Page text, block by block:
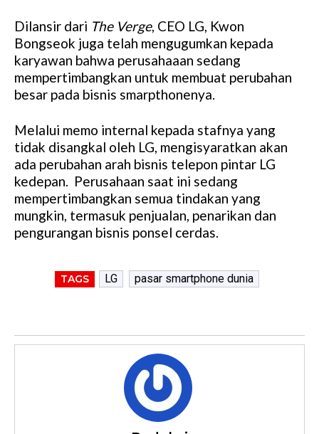
Dilansir dari The Verge, CEO LG, Kwon
Bongseok juga telah mengugumkan kepada
karyawan bahwa perusahaaan sedang
mempertimbangkan untuk membuat perubahan
besar pada bisnis smarpthonenya.
Melalui memo internal kepada stafnya yang
tidak disangkal oleh LG, mengisyaratkan akan
ada perubahan arah bisnis telepon pintar LG
kedepan. Perusahaan saat ini sedang
mempertimbangkan semua tindakan yang
mungkin, termasuk penjualan, penarikan dan
pengurangan bisnis ponsel cerdas.
TAGS LG pasar smartphone dunia